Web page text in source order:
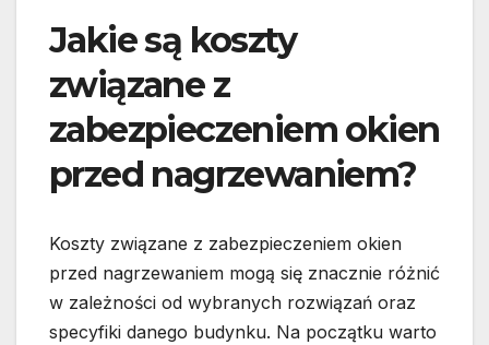
Jakie są koszty
związane z
zabezpieczeniem okien
przed nagrzewaniem?
Koszty związane z zabezpieczeniem okien
przed nagrzewaniem mogą się znacznie różnić
w zależności od wybranych rozwiązań oraz
specyfiki danego budynku. Na początku warto